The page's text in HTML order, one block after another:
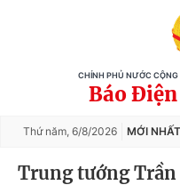
CHÍNH PHỦ NƯỚC
Báo
Thứ năm, 6/8/2026 MỚI NHẤT
Trung tướng